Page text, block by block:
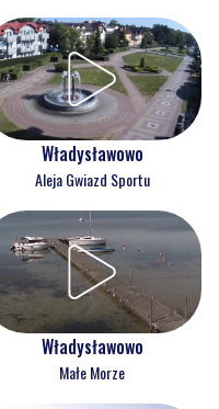
Władysławowo
Aleja Gwiazd Sportu
Władysławowo
Małe Morze